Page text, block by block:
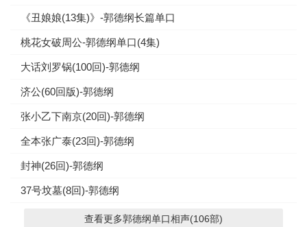
《丑娘娘(13集)》-郭德纲长篇单口
桃花女破周公-郭德纲单口(4集)
大话刘罗锅(100回)-郭德纲
济公(60回版)-郭德纲
张小乙下南京(20回)-郭德纲
全本张广泰(23回)-郭德纲
封神(26回)-郭德纲
37号坟墓(8回)-郭德纲
查看更多郭德纲单口相声(106部)